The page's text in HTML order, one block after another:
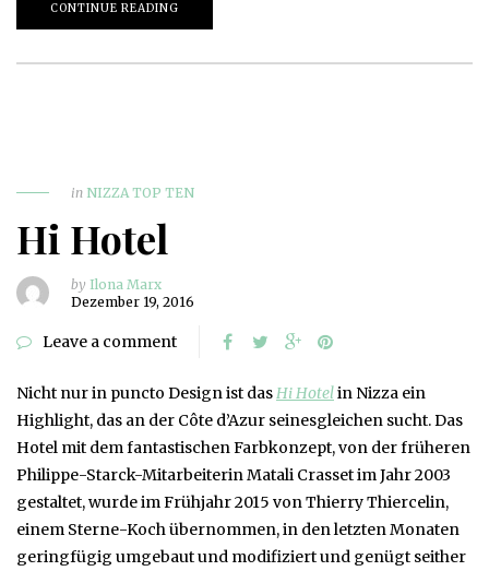
CONTINUE READING
in NIZZA TOP TEN
Hi Hotel
by Ilona Marx
Dezember 19, 2016
Leave a comment
Nicht nur in puncto Design ist dasHi Hotelin Nizza ein
Highlight, das an der Côte d’Azur seinesgleichen sucht. Das
Hotel mit dem fantastischen Farbkonzept, von der früheren
Philippe-Starck-Mitarbeiterin Matali Crasset im Jahr 2003
gestaltet, wurde im Frühjahr 2015 von Thierry Thiercelin,
einem Sterne-Koch übernommen, in den letzten Monaten
geringfügig umgebaut und modifiziert und genügt seither